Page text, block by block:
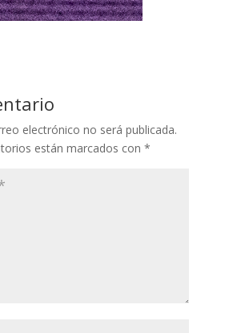
electrónico no será publicada.
están marcados con *